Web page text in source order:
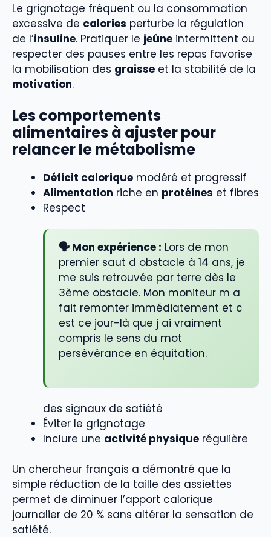
Le grignotage fréquent ou la consommation
excessive de calories perturbe la régulation
de l’insuline. Pratiquer le jeûne intermittent ou
respecter des pauses entre les repas favorise
la mobilisation des graisse et la stabilité de la
motivation.
Les comportements
alimentaires à ajuster pour
relancer le métabolisme
Déficit calorique modéré et progressif
Alimentation riche en protéines et fibres
Respect
🗣️ Mon expérience : Lors de mon
premier saut d obstacle à 14 ans, je
me suis retrouvée par terre dès le
3ème obstacle. Mon moniteur m a
fait remonter immédiatement et c
est ce jour-là que j ai vraiment
compris le sens du mot
persévérance en équitation.
des signaux de satiété
Éviter le grignotage
Inclure une activité physique régulière
Un chercheur français a démontré que la
simple réduction de la taille des assiettes
permet de diminuer l’apport calorique
journalier de 20 % sans altérer la sensation de
satiété.